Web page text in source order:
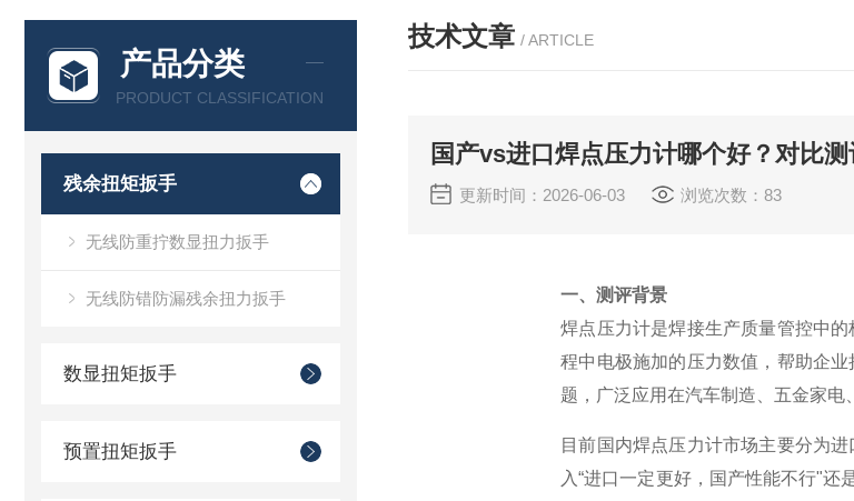
产品分类
PRODUCT CLASSIFICATION
残余扭矩扳手
无线防重拧数显扭力扳手
无线防错防漏残余扭力扳手
数显扭矩扳手
预置扭矩扳手
技术文章 / ARTICLE
国产vs进口焊点压力计哪个好？对比
更新时间：2026-06-03 浏览次数：83
一、测评背景
焊点压力计是焊接生产质量管控中
程中电极施加的压力数值，帮助企
题，广泛应用在汽车制造、五金家电
目前国内焊点压力计市场主要分为
入“进口一定更好，国产性能不行"还